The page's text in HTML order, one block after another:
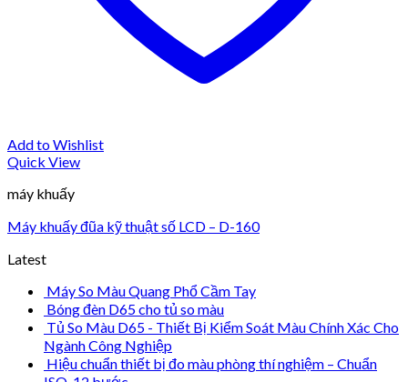
Add to Wishlist
Quick View
máy khuấy
Máy khuấy đũa kỹ thuật số LCD – D-160
Latest
Máy So Màu Quang Phổ Cầm Tay
Bóng đèn D65 cho tủ so màu
Tủ So Màu D65 - Thiết Bị Kiểm Soát Màu Chính Xác Cho
Ngành Công Nghiệp
Hiệu chuẩn thiết bị đo màu phòng thí nghiệm – Chuẩn